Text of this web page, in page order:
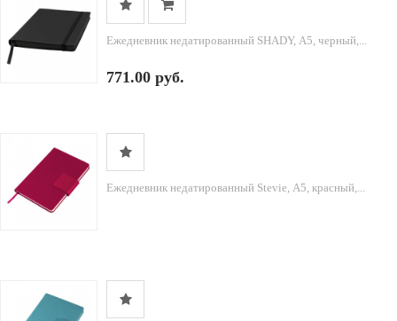
Ежедневник недатированный SHADY, А5, черный,...
771.00 руб.
Ежедневник недатированный Stevie, А5, красный,...